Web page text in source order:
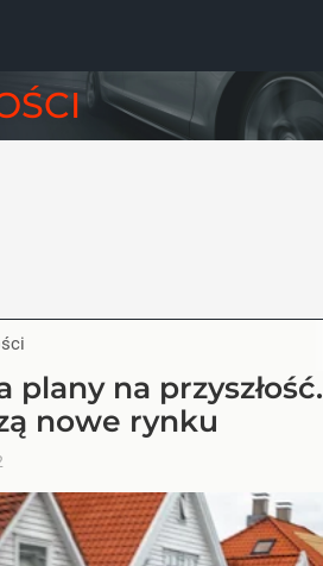
plany na przyszłość.
nowe rynku